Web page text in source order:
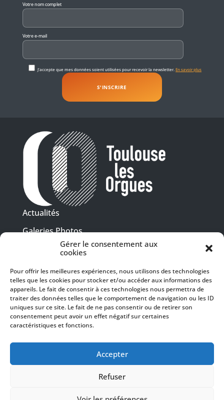
Gérer le consentement aux
cookies
Pour offrir les meilleures expériences, nous utilisons des technologies
telles que les cookies pour stocker et/ou accéder aux informations des
appareils. Le fait de consentir à ces technologies nous permettra de
traiter des données telles que le comportement de navigation ou les ID
uniques sur ce site. Le fait de ne pas consentir ou de retirer son
consentement peut avoir un effet négatif sur certaines
caractéristiques et fonctions.
Accepter
Refuser
Votre nom complet
Votre e-mail
J'accepte que mes données soient utilisées pour recevoir la newsletter.En savoir plus
Actualités
Galeries Photos
Vidéothèque
Presse
Billetterie
Recrutement
Mentions légales
Politique de confidentialité
SUIVEZ-NOUS